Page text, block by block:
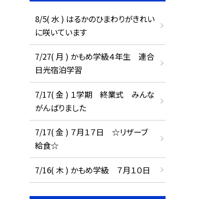
8/5( 水 ) はるかのひまわりがきれい
に咲いています
7/27( 月 ) かもめ学級４年生 連合
日光宿泊学習
7/17( 金 ) １学期 終業式 みんな
がんばりました
7/17( 金 ) ７月１７日 ☆リザーブ
給食☆
7/16( 木 ) かもめ学級 ７月１０日